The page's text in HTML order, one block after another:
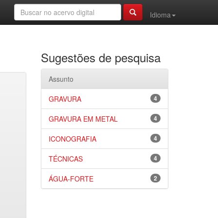
Idioma
Sugestões de pesquisa
Assunto
4
GRAVURA
4
GRAVURA EM METAL
4
ICONOGRAFIA
4
TÉCNICAS
2
ÁGUA-FORTE